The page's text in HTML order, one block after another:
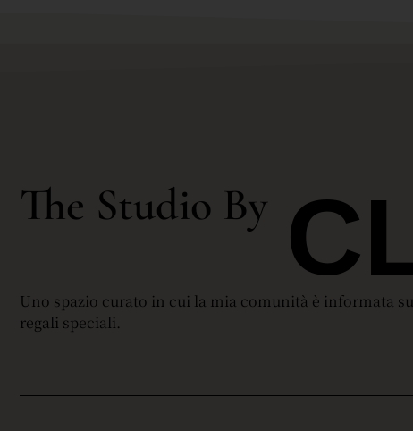
The Studio By
Uno spazio curato in cui la mia comunità è informata
regali speciali.